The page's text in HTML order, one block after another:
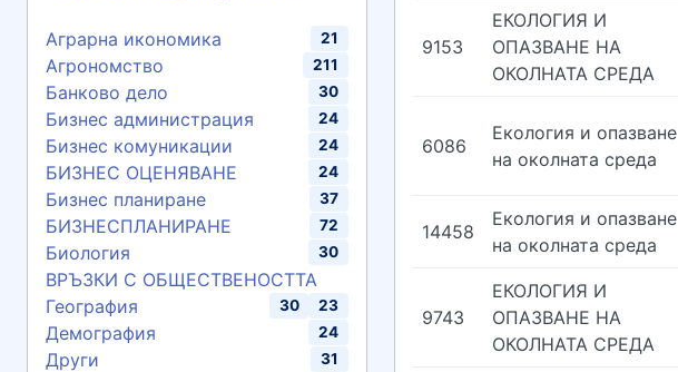
Аграрна икономика 21
Агрономство 211
Банково дело 30
Бизнес администрация 24
Бизнес комуникации 24
БИЗНЕС ОЦЕНЯВАНЕ 24
Бизнес планиране 37
БИЗНЕСПЛАНИРАНЕ 72
Биология 30
ВРЪЗКИ С ОБЩЕСТВЕНОСТТА
23
География 30
Демография 24
Други 31
9153
ЕКОЛОГИЯ И
ОПАЗВАНЕ НА
ОКОЛНАТА СРЕДА
6086
Екология и опазване
на околната среда
14458
Екология и опазване
на околната среда
9743
ЕКОЛОГИЯ И
ОПАЗВАНЕ НА
ОКОЛНАТА СРЕДА